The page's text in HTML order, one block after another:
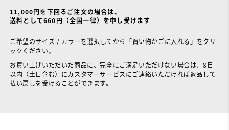
11,000円を下回るご注文の場合は、
送料として660円（全国一律）を申し受けます
ご希望のサイズ / カラーを選択してから「買い物かごに入れる」をクリ
ックください。
お買い上げいただいた商品に、完全にご満足いただけない場合は、8日
以内（土日含む）にカスタマーサービスにご連絡いただければ返品して
払い戻しを受けることができます。